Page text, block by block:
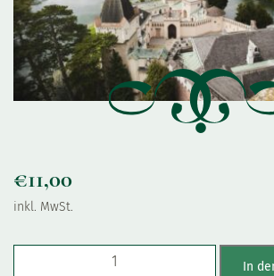
€11,00
inkl. MwSt.
Turm & Dach-Führung Erwachsene Menge
In